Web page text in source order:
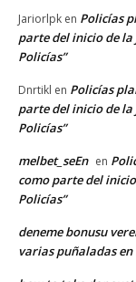
Jariorlpk en Policías
parte del inicio de la
Policías”
Dnrtikl en Policías
parte del inicio de la
Policías”
melbet_seEn en
como parte del
Policías”
deneme bonusu
varias puñaladas en